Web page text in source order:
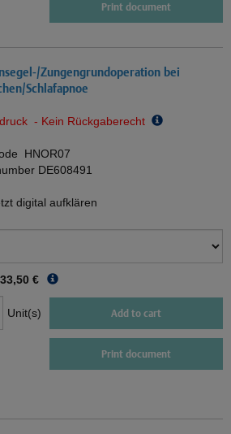
Print document
Zungengrundoperation bei
Schlafapnoe
- Kein Rückgaberecht
HNOR07
DE608491
digital aufklären
33,50 €
Unit(s) Add to cart
Print document